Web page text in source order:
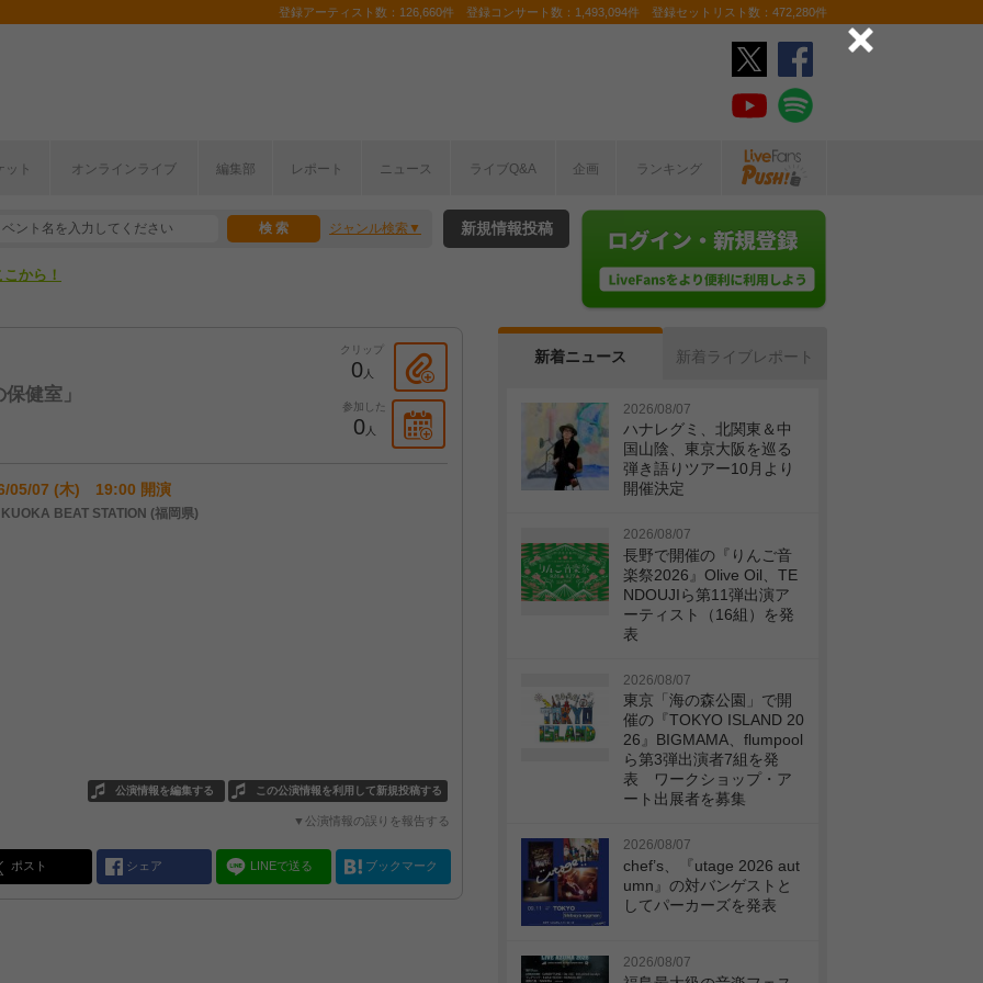
登録アーティスト数：126,660件 登録コンサート数：1,493,094件 登録セットリスト数：472,280件
ット オンラインライブ 編集部 レポート ニュース ライブQ&A 企画 ランキング
ジャンル検索
半期編発表！
から！
新規情報投稿
健室」
クリップ
0人
参加した
0人
05/07 (木) 19:00 開演
BEAT STATION (福岡県)
この公演情報を利用して新規投稿する
公演情報を編集する
▼公演情報の誤りを報告する
ポスト シェア LINEで送る ブックマーク
新着ニュース 新着ライブレポート
2026/08/07
ハナレグミ、北関東＆中
国山陰、東京大阪を巡る
弾き語りツアー10月より
開催決定
2026/08/07
長野で開催の『りんご音
楽祭2026』Olive Oil、TE
NDOUJIら第11弾出演ア
ーティスト（16組）を発
表
2026/08/07
東京「海の森公園」で開
催の『TOKYO ISLAND 20
26』BIGMAMA、flumpool
ら第3弾出演者7組を発
表 ワークショップ・ア
ート出展者を募集
2026/08/07
chef’s、『utage 2026 aut
umn』の対バンゲストと
してパーカーズを発表
2026/08/07